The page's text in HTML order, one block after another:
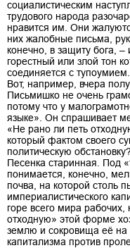
социалистическим
трудового народа
нравится им. Они
них жалобные письма,
конечно, в защиту бога,
горестный или злой тон
соединяется с тупоумием.
Вот, например, вчера
Письмишко не очень
потому что у
языке». Он спрашивает
«Не рано ли петь
который фактом своего
политическую
Песенка старинная. Под
понимается, конечно,
почва, на которой столь
империалистического
горе всего мира
отходную» этой форме
землю и сокровища её
капитализма против